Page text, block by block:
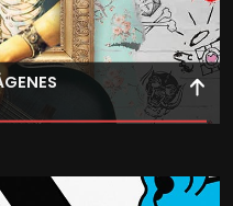
profesional para crear